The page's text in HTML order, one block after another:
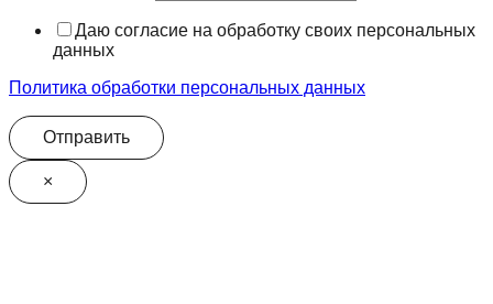
Ваше
Даю согласие на обработку своих персональных
данных
Политика обработки персональных данных
Отправить
×